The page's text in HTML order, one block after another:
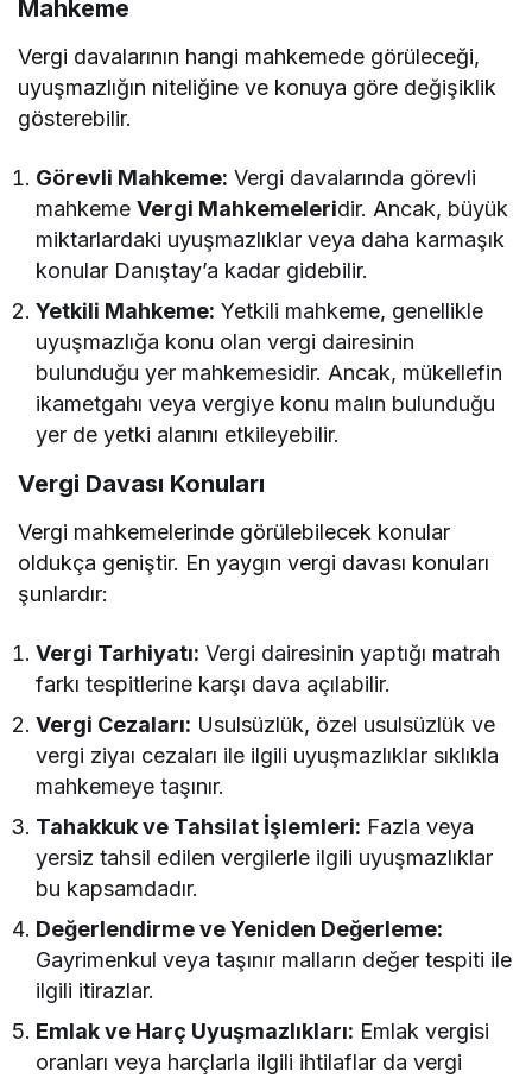
Mahkeme
Vergi davalarının hangi mahkemede görüleceği,
uyuşmazlığın niteliğine ve konuya göre değişiklik
gösterebilir.
Görevli Mahkeme: Vergi davalarında görevli
mahkemeVergi Mahkemeleridir. Ancak, büyük
miktarlardaki uyuşmazlıklar veya daha karmaşık
konular Danıştay’a kadar gidebilir.
Yetkili Mahkeme: Yetkili mahkeme, genellikle
uyuşmazlığa konu olan vergi dairesinin
bulunduğu yer mahkemesidir. Ancak, mükellefin
ikametgahı veya vergiye konu malın bulunduğu
yer de yetki alanını etkileyebilir.
Vergi Davası Konuları
Vergi mahkemelerinde görülebilecek konular
oldukça geniştir. En yaygın vergi davası konuları
şunlardır:
Vergi Tarhiyatı: Vergi dairesinin yaptığı matrah
farkı tespitlerine karşı dava açılabilir.
Vergi Cezaları: Usulsüzlük, özel usulsüzlük ve
vergi ziyaı cezaları ile ilgili uyuşmazlıklar sıklıkla
mahkemeye taşınır.
Tahakkuk ve Tahsilat İşlemleri: Fazla veya
yersiz tahsil edilen vergilerle ilgili uyuşmazlıklar
bu kapsamdadır.
Değerlendirme ve Yeniden Değerleme:
Gayrimenkul veya taşınır malların değer tespiti ile
ilgili itirazlar.
Emlak ve Harç Uyuşmazlıkları: Emlak vergisi
oranları veya harçlarla ilgili ihtilaflar da vergi